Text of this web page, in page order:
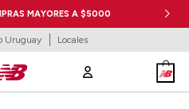
MAYORES A $5000
Uruguay Locales